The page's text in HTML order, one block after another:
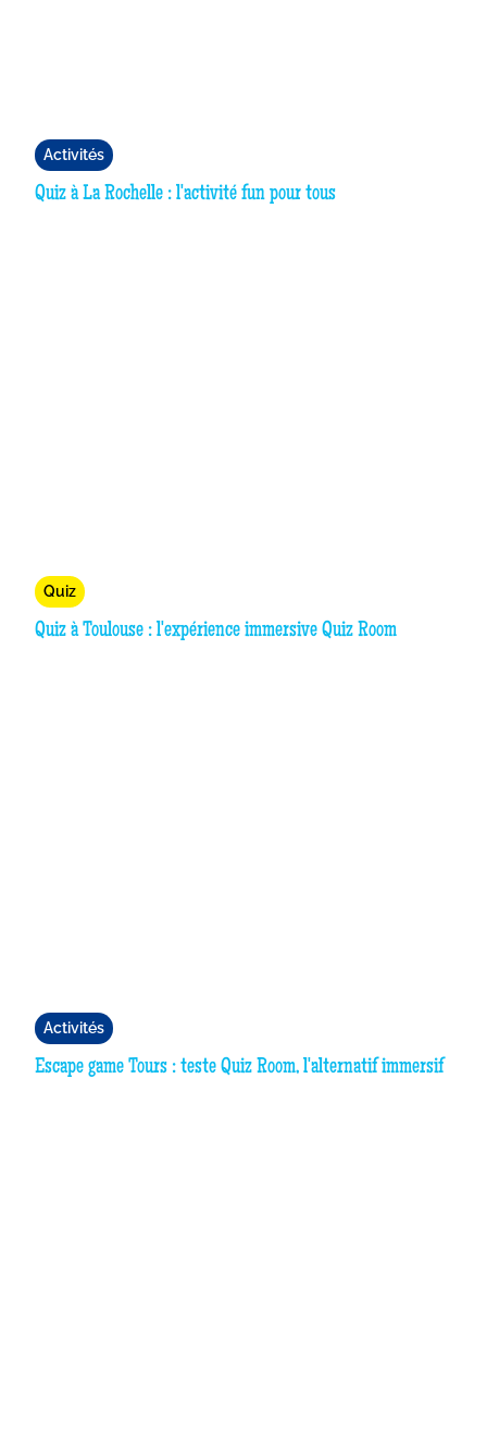
Activités
Quiz à La Rochelle : l'activité fun pour tous
Quiz
Quiz à Toulouse : l'expérience immersive Quiz Room
Activités
Escape game Tours : teste Quiz Room, l'alternatif immersif